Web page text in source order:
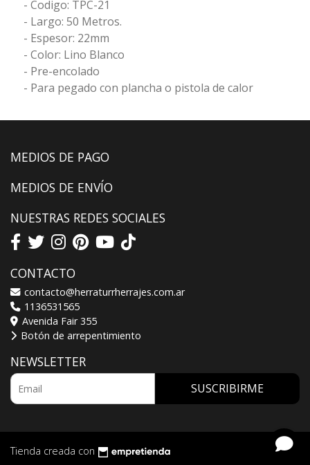
- Codigo: TPC-21
- Largo: 50 Metros.
- Espesor: 22mm
- Color: Lino Blanco
- Pre-encolado
- Para pegado con plancha o pistola de calor
MEDIOS DE PAGO
MEDIOS DE ENVÍO
NUESTRAS REDES SOCIALES
CONTACTO
contacto@herraturrherrajes.com.ar
1136531565
Avenida Fair 355
Botón de arrepentimiento
NEWSLETTER
SUSCRIBIRME
Tienda creada con